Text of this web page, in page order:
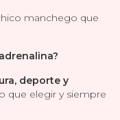
manchego que
deporte y
que elegir y siempre